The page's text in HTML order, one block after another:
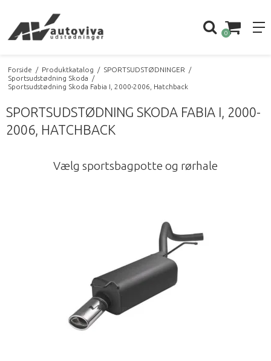
0
Forside / Produktkatalog / SPORTSUDSTØDNINGER
/
Sportsudstødning Skoda
/
Sportsudstødning Skoda Fabia I, 2000-2006, Hatchback
SPORTSUDSTØDNING SKODA FABIA I, 2000-
2006, HATCHBACK
Vælg sportsbagpotte og rørhale